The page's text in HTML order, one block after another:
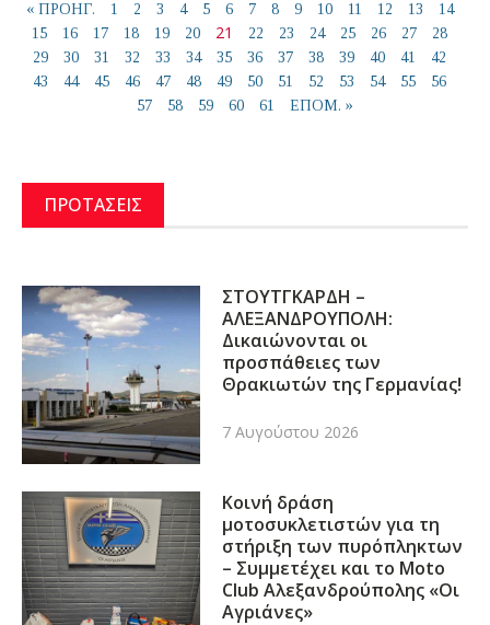
« ΠΡΟΗΓ. 1 2 3 4 5 6 7 8 9 10 11 12 13
14
15
16 17 18 19 20 21 22 23 24 25 26 27
28
29
30 31 32 33 34 35 36 37 38 39 40 41
42
43
44 45 46 47 48 49 50 51 52 53 54 55
56
57
58 59 60 61 ΕΠΟΜ. »
ΠΡΟΤΑΣΕΙΣ
ΣΤΟΥΤΓΚΑΡΔΗ –
ΑΛΕΞΑΝΔΡΟΥΠΟΛΗ:
Δικαιώνονται οι
προσπάθειες των
Θρακιωτών της Γερμανίας!
7 Αυγούστου 2026
Κοινή δράση
μοτοσυκλετιστών για τη
στήριξη των πυρόπληκτων
– Συμμετέχει και το Moto
Club Αλεξανδρούπολης «Οι
Αγριάνες»